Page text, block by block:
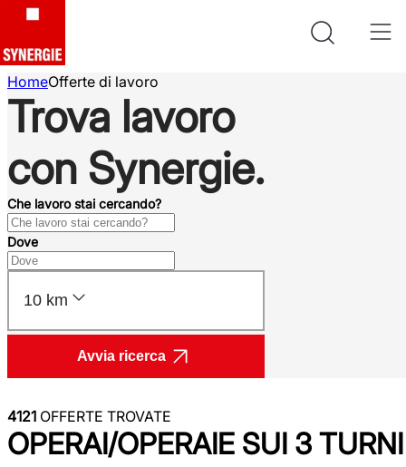
HomeOfferte di lavoro
Trova lavoro
con Synergie.
Che lavoro stai cercando?
Dove
10 km
Avvia ricerca
4121 OFFERTE TROVATE
OPERAI/OPERAIE SUI 3 TURNI